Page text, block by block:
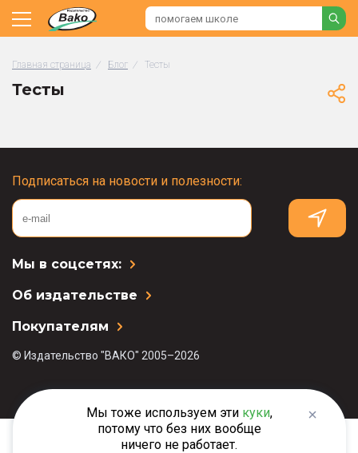
Главная страница / Блог / Тесты
Тесты
Подписаться на новости и полезности:
Мы в соцсетях:
Об издательстве
Покупателям
© Издательство "ВАКО" 2005–2026
Мы тоже используем эти куки,
потому что без них вообще
ничего не работает.